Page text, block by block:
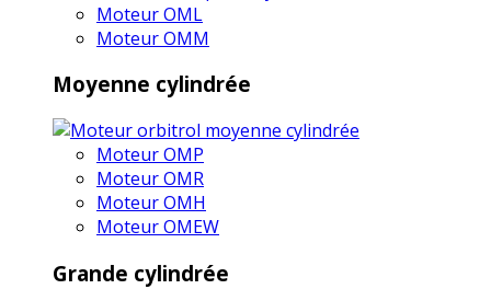
Moteur OML
Moteur OMM
Moyenne cylindrée
Moteur OMP
Moteur OMR
Moteur OMH
Moteur OMEW
Grande cylindrée